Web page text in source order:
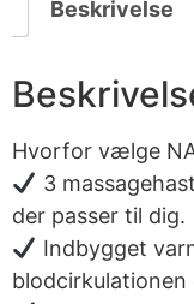
Beskrivelse
Hvorfor vælge
3
der passer til dig.
Indbygget